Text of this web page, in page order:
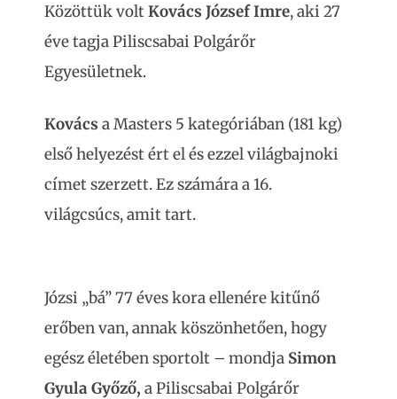
Közöttük voltKovács JózsefImre, aki 27
éve tagja Piliscsabai Polgárőr
Egyesületnek.
Kovács a Masters 5 kategóriában (181 kg)
első helyezést ért el és ezzel világbajnoki
címet szerzett. Ez számára a 16.
világcsúcs, amit tart.
Józsi „bá” 77 éves kora ellenére kitűnő
erőben van, annak köszönhetően, hogy
egész életében sportolt – mondja Simon
Gyula Győző, a Piliscsabai Polgárőr